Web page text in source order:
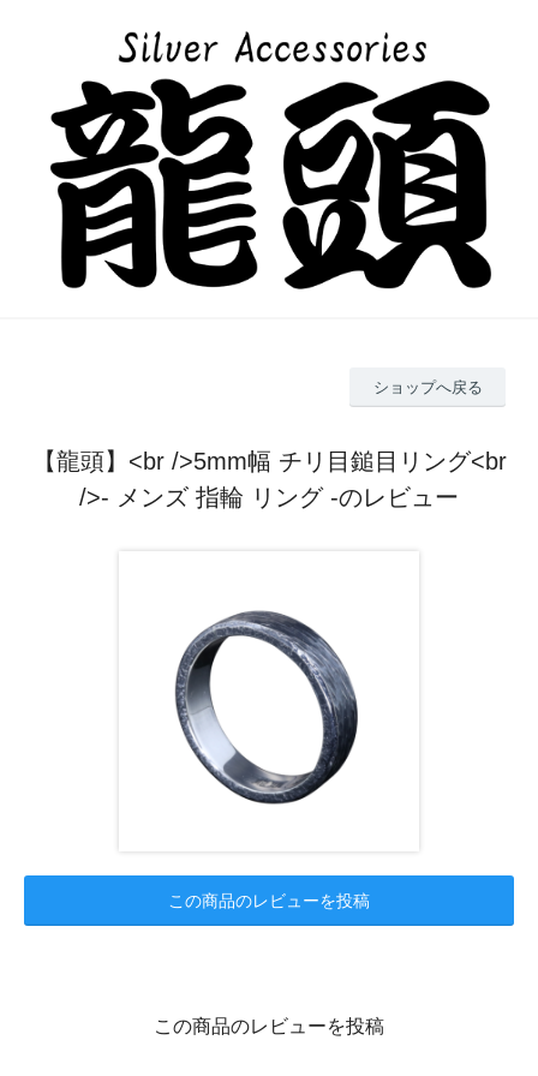
ショップへ戻る
【龍頭】<br />5mm幅 チリ目鎚目リング<br
/>- メンズ 指輪 リング -のレビュー
この商品のレビューを投稿
この商品のレビューを投稿